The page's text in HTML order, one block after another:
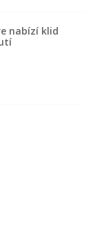
nabízí klid